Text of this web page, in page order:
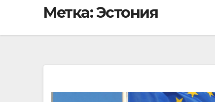
Метка:Эстония